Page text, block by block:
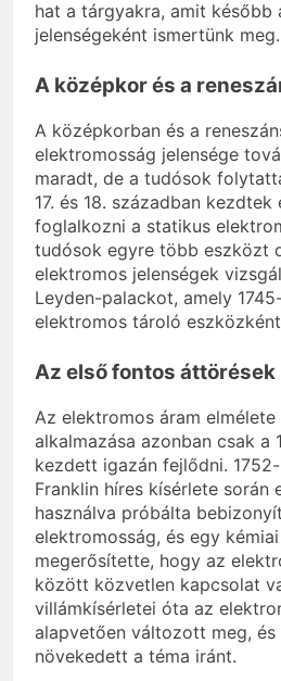
hat a tárgyakra, amit később
jelenségeként ismertünk meg.
A középkor és a
A középkorban és a
elektromosság jelensége
maradt, de a tudósok
17. és 18. században
foglalkozni a statikus
tudósok egyre több eszközt
elektromos jelenségek
Leyden-palackot, amely
elektromos tároló
Az első fontos áttörések
Az elektromos áram
alkalmazása azonban csak a
kezdett igazán fejlődni.
Franklin híres kísérlete során
használva próbálta
elektromosság, és egy
megerősítette, hogy az
között közvetlen kapcsolat
villámkísérletei óta az
alapvetően változott meg, és
növekedett a téma iránt.